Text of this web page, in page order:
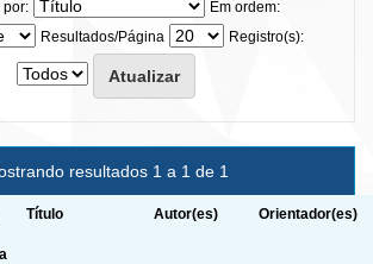
por:
Em ordem:
Resultados/Página
Registro(s):
resultados 1 a 1 de 1
Título Autor(es) Orientador(es)